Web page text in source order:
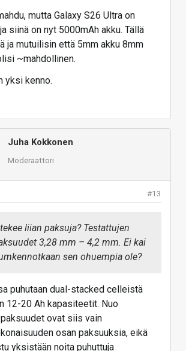
mutta Galaxy S26 Ultra on
siinä on nyt 5000mAh akku. Tällä
ja mutuilisin että 5mm akku 8mm
~mahdollinen.
yksi kenno.
Juha Kokkonen
Moderaattori
#13
liian paksuja? Testattujen
3,28 mm – 4,2 mm. Ei kai
sen ohuempia ole?
puhutaan dual-stacked celleistä
12-20 Ah kapasiteetit. Nuo
ovat siis vain
osan paksuuksia, eikä
yksistään noita puhuttuja